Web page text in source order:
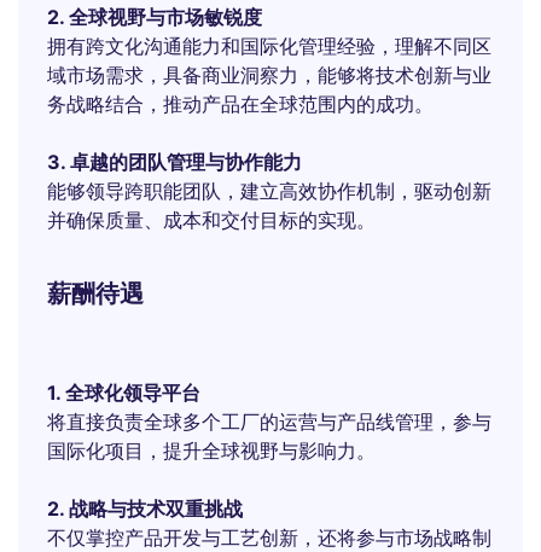
2. 全球视野与市场敏锐度
拥有跨文化沟通能力和国际化管理经验，理解不同区
域市场需求，具备商业洞察力，能够将技术创新与业
务战略结合，推动产品在全球范围内的成功。
3. 卓越的团队管理与协作能力
能够领导跨职能团队，建立高效协作机制，驱动创新
并确保质量、成本和交付目标的实现。
薪酬待遇
1. 全球化领导平台
将直接负责全球多个工厂的运营与产品线管理，参与
国际化项目，提升全球视野与影响力。
2. 战略与技术双重挑战
不仅掌控产品开发与工艺创新，还将参与市场战略制